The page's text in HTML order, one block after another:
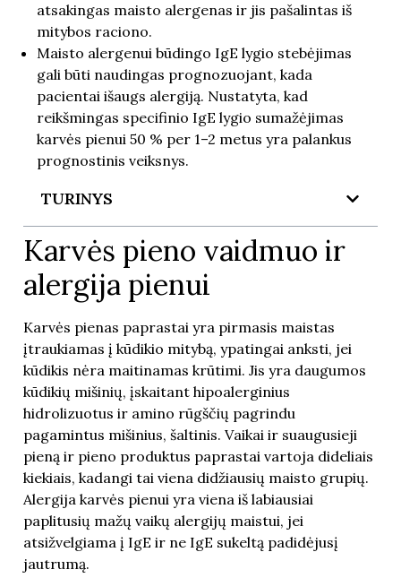
atsakingas maisto alergenas ir jis pašalintas iš
mitybos raciono.
Maisto alergenui būdingo IgE lygio stebėjimas
gali būti naudingas prognozuojant, kada
pacientai išaugs alergiją. Nustatyta, kad
reikšmingas specifinio IgE lygio sumažėjimas
karvės pienui 50 % per 1–2 metus yra palankus
prognostinis veiksnys.
TURINYS
Karvės pieno vaidmuo ir
alergija pienui
Karvės pienas paprastai yra pirmasis maistas
įtraukiamas į kūdikio mitybą, ypatingai anksti, jei
kūdikis nėra maitinamas krūtimi. Jis yra daugumos
kūdikių mišinių, įskaitant hipoalerginius
hidrolizuotus ir amino rūgščių pagrindu
pagamintus mišinius, šaltinis. Vaikai ir suaugusieji
pieną ir pieno produktus paprastai vartoja dideliais
kiekiais, kadangi tai viena didžiausių maisto grupių.
Alergija karvės pienui yra viena iš labiausiai
paplitusių mažų vaikų alergijų maistui, jei
atsižvelgiama į IgE ir ne IgE sukeltą padidėjusį
jautrumą.